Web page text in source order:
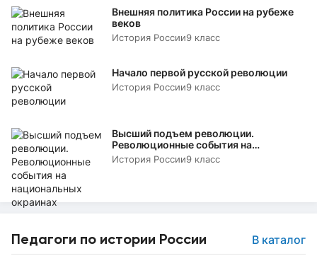
Внешняя политика России на рубеже
веков
История России9 класс
Начало первой русской революции
История России9 класс
Высший подъем революции.
Революционные события на
национальных окраинах
История России9 класс
Педагоги по истории России В каталог